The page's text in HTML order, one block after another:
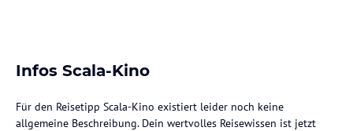
Infos Scala-Kino
Für den Reisetipp Scala-Kino existiert leider noch keine
allgemeine Beschreibung. Dein wertvolles Reisewissen ist jetzt